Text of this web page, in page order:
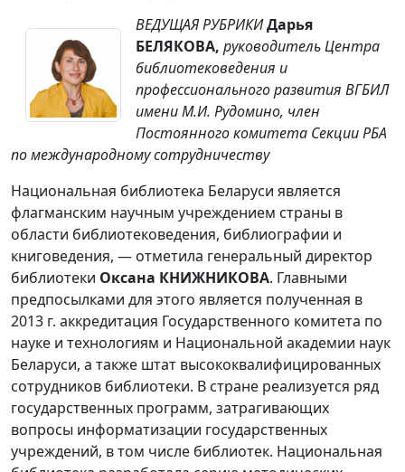
ВЕДУЩАЯ РУБРИКИДарья
БЕЛЯКОВА, руководитель Центра
библиотековедения и
профессионального развития ВГБИЛ
имени М.И. Рудомино, член
Постоянного комитета Секции РБА
по международному сотрудничеству
Национальная библиотека Беларуси является
флагманским научным учреждением страны в
области библиотековедения, библиографии и
книговедения, — отметила генеральный директор
библиотеки Оксана КНИЖНИКОВА. Главными
предпосылками для этого является полученная в
2013 г. аккредитация Государственного комитета по
науке и технологиям и Национальной академии наук
Беларуси, а также штат высококвалифицированных
сотрудников библиотеки. В стране реализуется ряд
государственных программ, затрагивающих
вопросы информатизации государственных
учреждений, в том числе библиотек. Национальная